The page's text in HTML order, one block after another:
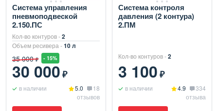
Система управления
пневмоподвеской
2.150.ПС
Кол-во контуров -2
Объем ресивера -10 л
35 000 ₽ - 15%
30 000₽
в наличии 5.0
18
отзывов
Система контроля
давления (2 контура)
2.ПМ
Кол-во контуров -2
3 100₽
в наличии 4.9
334
отзыва